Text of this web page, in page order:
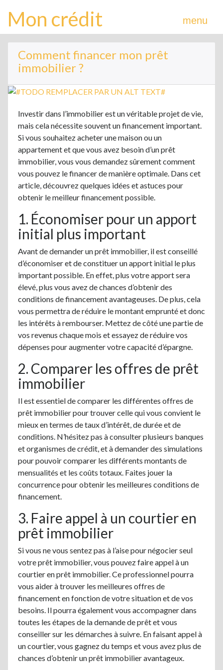
Mon crédit menu
Comment financer mon prêt
immobilier ?
Investir dans l’immobilier est un véritable projet de vie,
mais cela nécessite souvent un financement important.
Si vous souhaitez acheter une maison ou un
appartement et que vous avez besoin d’un prêt
immobilier, vous vous demandez sûrement comment
vous pouvez le financer de manière optimale. Dans cet
article, découvrez quelques idées et astuces pour
obtenir le meilleur financement possible.
1. Économiser pour un apport
initial plus important
Avant de demander un prêt immobilier, il est conseillé
d’économiser et de constituer un apport initial le plus
important possible. En effet, plus votre apport sera
élevé, plus vous avez de chances d’obtenir des
conditions de financement avantageuses. De plus, cela
vous permettra de réduire le montant emprunté et donc
les intérêts à rembourser. Mettez de côté une partie de
vos revenus chaque mois et essayez de réduire vos
dépenses pour augmenter votre capacité d’épargne.
2. Comparer les offres de prêt
immobilier
Il est essentiel de comparer les différentes offres de
prêt immobilier pour trouver celle qui vous convient le
mieux en termes de taux d’intérêt, de durée et de
conditions. N’hésitez pas à consulter plusieurs banques
et organismes de crédit, et à demander des simulations
pour pouvoir comparer les différents montants de
mensualités et les coûts totaux. Faites jouer la
concurrence pour obtenir les meilleures conditions de
financement.
3. Faire appel à un courtier en
prêt immobilier
Si vous ne vous sentez pas à l’aise pour négocier seul
votre prêt immobilier, vous pouvez faire appel à un
courtier en prêt immobilier. Ce professionnel pourra
vous aider à trouver les meilleures offres de
financement en fonction de votre situation et de vos
besoins. Il pourra également vous accompagner dans
toutes les étapes de la demande de prêt et vous
conseiller sur les démarches à suivre. En faisant appel à
un courtier, vous gagnez du temps et vous avez plus de
chances d’obtenir un prêt immobilier avantageux.